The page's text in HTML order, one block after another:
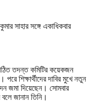
সাহার সঙ্গে একাধিকবার
তদন্ত কমিটির কয়েকজন
শিক্ষার্থীদের দাবির মুখে নতুন
জমা দিয়েছেন। সোমবার
জানান তিনি।